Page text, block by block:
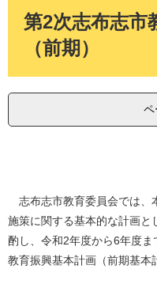
第2次志布志市
（前期）
ペ
志布志市教育委員会では、
施策に関する基本的な計画と
酌し、令和2年度から6年度
教育振興基本計画（前期基本